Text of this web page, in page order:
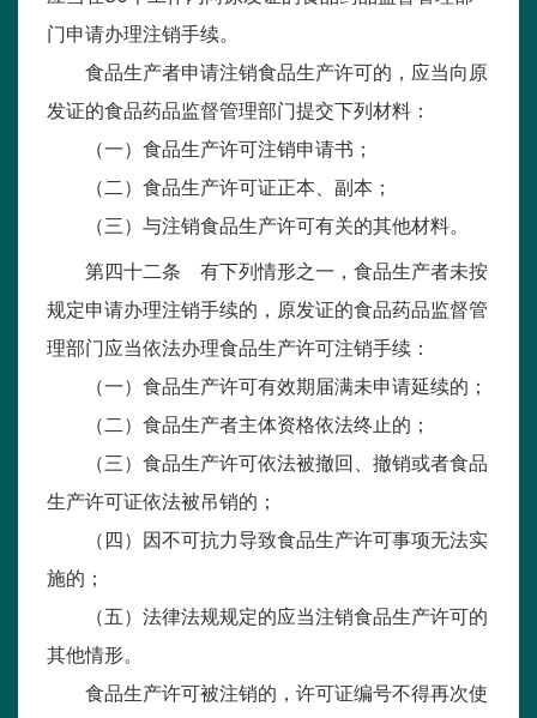
门申请办理注销手续。
食品生产者申请注销食品生产许可的，应当向原
发证的食品药品监督管理部门提交下列材料：
（一）食品生产许可注销申请书；
（二）食品生产许可证正本、副本；
（三）与注销食品生产许可有关的其他材料。
第四十二条 有下列情形之一，食品生产者未按
规定申请办理注销手续的，原发证的食品药品监督管
理部门应当依法办理食品生产许可注销手续：
（一）食品生产许可有效期届满未申请延续的；
（二）食品生产者主体资格依法终止的；
（三）食品生产许可依法被撤回、撤销或者食品
生产许可证依法被吊销的；
（四）因不可抗力导致食品生产许可事项无法实
施的；
（五）法律法规规定的应当注销食品生产许可的
其他情形。
食品生产许可被注销的，许可证编号不得再次使